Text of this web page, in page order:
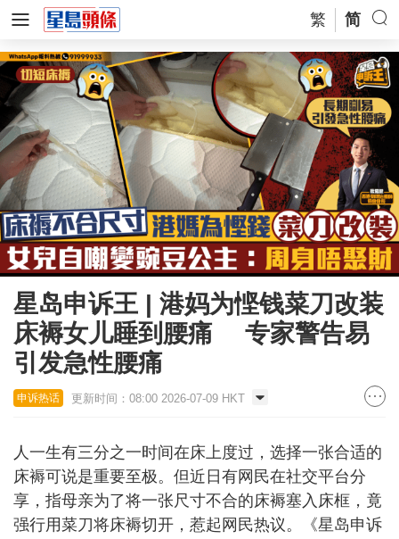
繁 简
星岛申诉王 | 港妈为悭钱菜刀改装
床褥女儿睡到腰痛 专家警告易
引发急性腰痛
申诉热话 更新时间：08:00 2026-07-09 HKT
人一生有三分之一时间在床上度过，选择一张合适的
床褥可说是重要至极。但近日有网民在社交平台分
享，指母亲为了将一张尺寸不合的床褥塞入床框，竟
强行用菜刀将床褥切开，惹起网民热议。《星岛申诉